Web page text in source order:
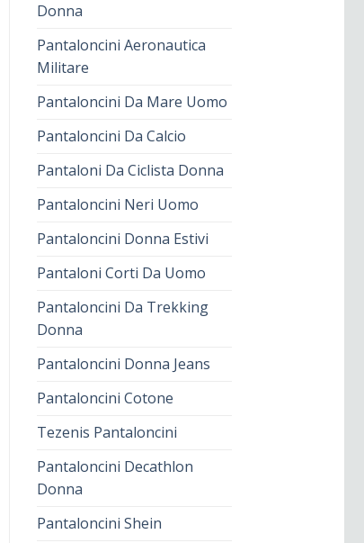
Donna
Pantaloncini Aeronautica
Militare
Pantaloncini Da Mare Uomo
Pantaloncini Da Calcio
Pantaloni Da Ciclista Donna
Pantaloncini Neri Uomo
Pantaloncini Donna Estivi
Pantaloni Corti Da Uomo
Pantaloncini Da Trekking
Donna
Pantaloncini Donna Jeans
Pantaloncini Cotone
Tezenis Pantaloncini
Pantaloncini Decathlon
Donna
Pantaloncini Shein